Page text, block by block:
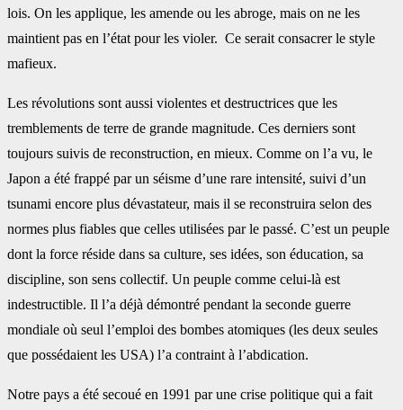
lois. On les applique, les amende ou les abroge, mais on ne les
maintient pas en l’état pour les violer. Ce serait consacrer le style
mafieux.
Les révolutions sont aussi violentes et destructrices que les
tremblements de terre de grande magnitude. Ces derniers sont
toujours suivis de reconstruction, en mieux. Comme on l’a vu, le
Japon a été frappé par un séisme d’une rare intensité, suivi d’un
tsunami encore plus dévastateur, mais il se reconstruira selon des
normes plus fiables que celles utilisées par le passé. C’est un peuple
dont la force réside dans sa culture, ses idées, son éducation, sa
discipline, son sens collectif. Un peuple comme celui-là est
indestructible. Il l’a déjà démontré pendant la seconde guerre
mondiale où seul l’emploi des bombes atomiques (les deux seules
que possédaient les USA) l’a contraint à l’abdication.
Notre pays a été secoué en 1991 par une crise politique qui a fait